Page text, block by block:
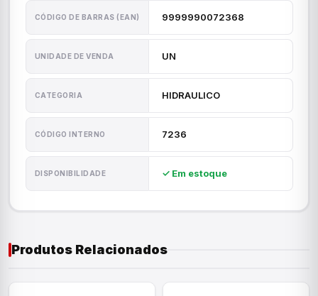
CÓDIGO DE BARRAS (EAN) 9999990072368
UNIDADE DE VENDA UN
CATEGORIA HIDRAULICO
CÓDIGO INTERNO 7236
DISPONIBILIDADE ✓ Em estoque
Produtos Relacionados